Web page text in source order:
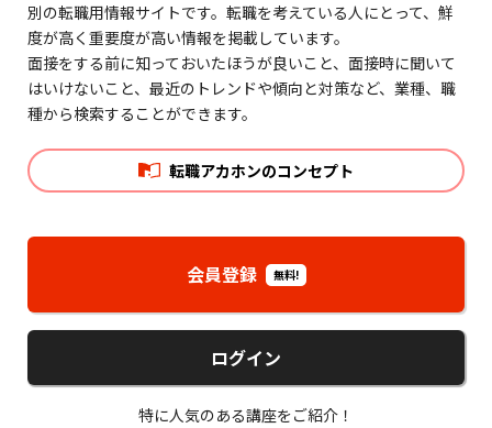
別の転職用情報サイトです。転職を考えている人にとって、鮮
度が高く重要度が高い情報を掲載しています。
面接をする前に知っておいたほうが良いこと、面接時に聞いて
はいけないこと、最近のトレンドや傾向と対策など、業種、職
種から検索することができます。
転職アカホンのコンセプト
会員登録 無料!
ログイン
特に人気のある講座をご紹介！